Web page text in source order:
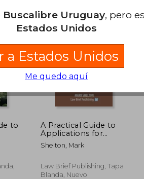
to
A Practical Guide to
Applications for
Landlord's Consent
and Variation of
Shelton, Mark
Law Brief Publishing, Tapa
Blanda, Nuevo
Buscalibre Uruguay, pero
Estados Unidos
a Estados Unidos
Me quedo aquí